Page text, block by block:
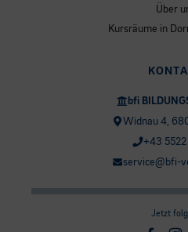
Über
Kursräume in
bfi
Widnau 4,
+43
service@bfi-
Jetzt